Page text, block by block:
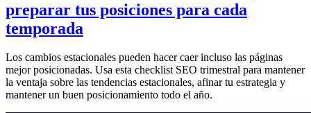
preparar tus posiciones para cada
temporada
Los cambios estacionales pueden hacer caer incluso las páginas
mejor posicionadas. Usa esta checklist SEO trimestral para mantener
la ventaja sobre las tendencias estacionales, afinar tu estrategia y
mantener un buen posicionamiento todo el año.